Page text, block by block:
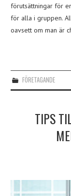
förutsättningar för
för alla i gruppen.
oavsett om man är
FÖRETAGANDE
TIPS